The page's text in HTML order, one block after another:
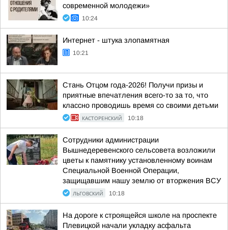
современной молодежи»
10:24
Интернет - штука злопамятная
10:21
Стань Отцом года-2026! Получи призы и
приятные впечатления всего-то за то, что
классно проводишь время со своими детьми
КАСТОРЕНСКИЙ 10:18
Сотрудники администрации
Вышнедеревенского сельсовета возложили
цветы к памятнику установленному воинам
Специальной Военной Операции,
защищавшим нашу землю от вторжения ВСУ
ЛЬГОВСКИЙ 10:18
На дороге к строящейся школе на проспекте
Плевицкой начали укладку асфальта